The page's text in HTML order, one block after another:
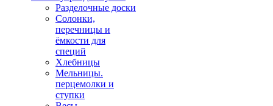
Разделочные доски
Солонки,
перечницы и
ёмкости для
специй
Хлебницы
Мельницы.
перцемолки и
ступки